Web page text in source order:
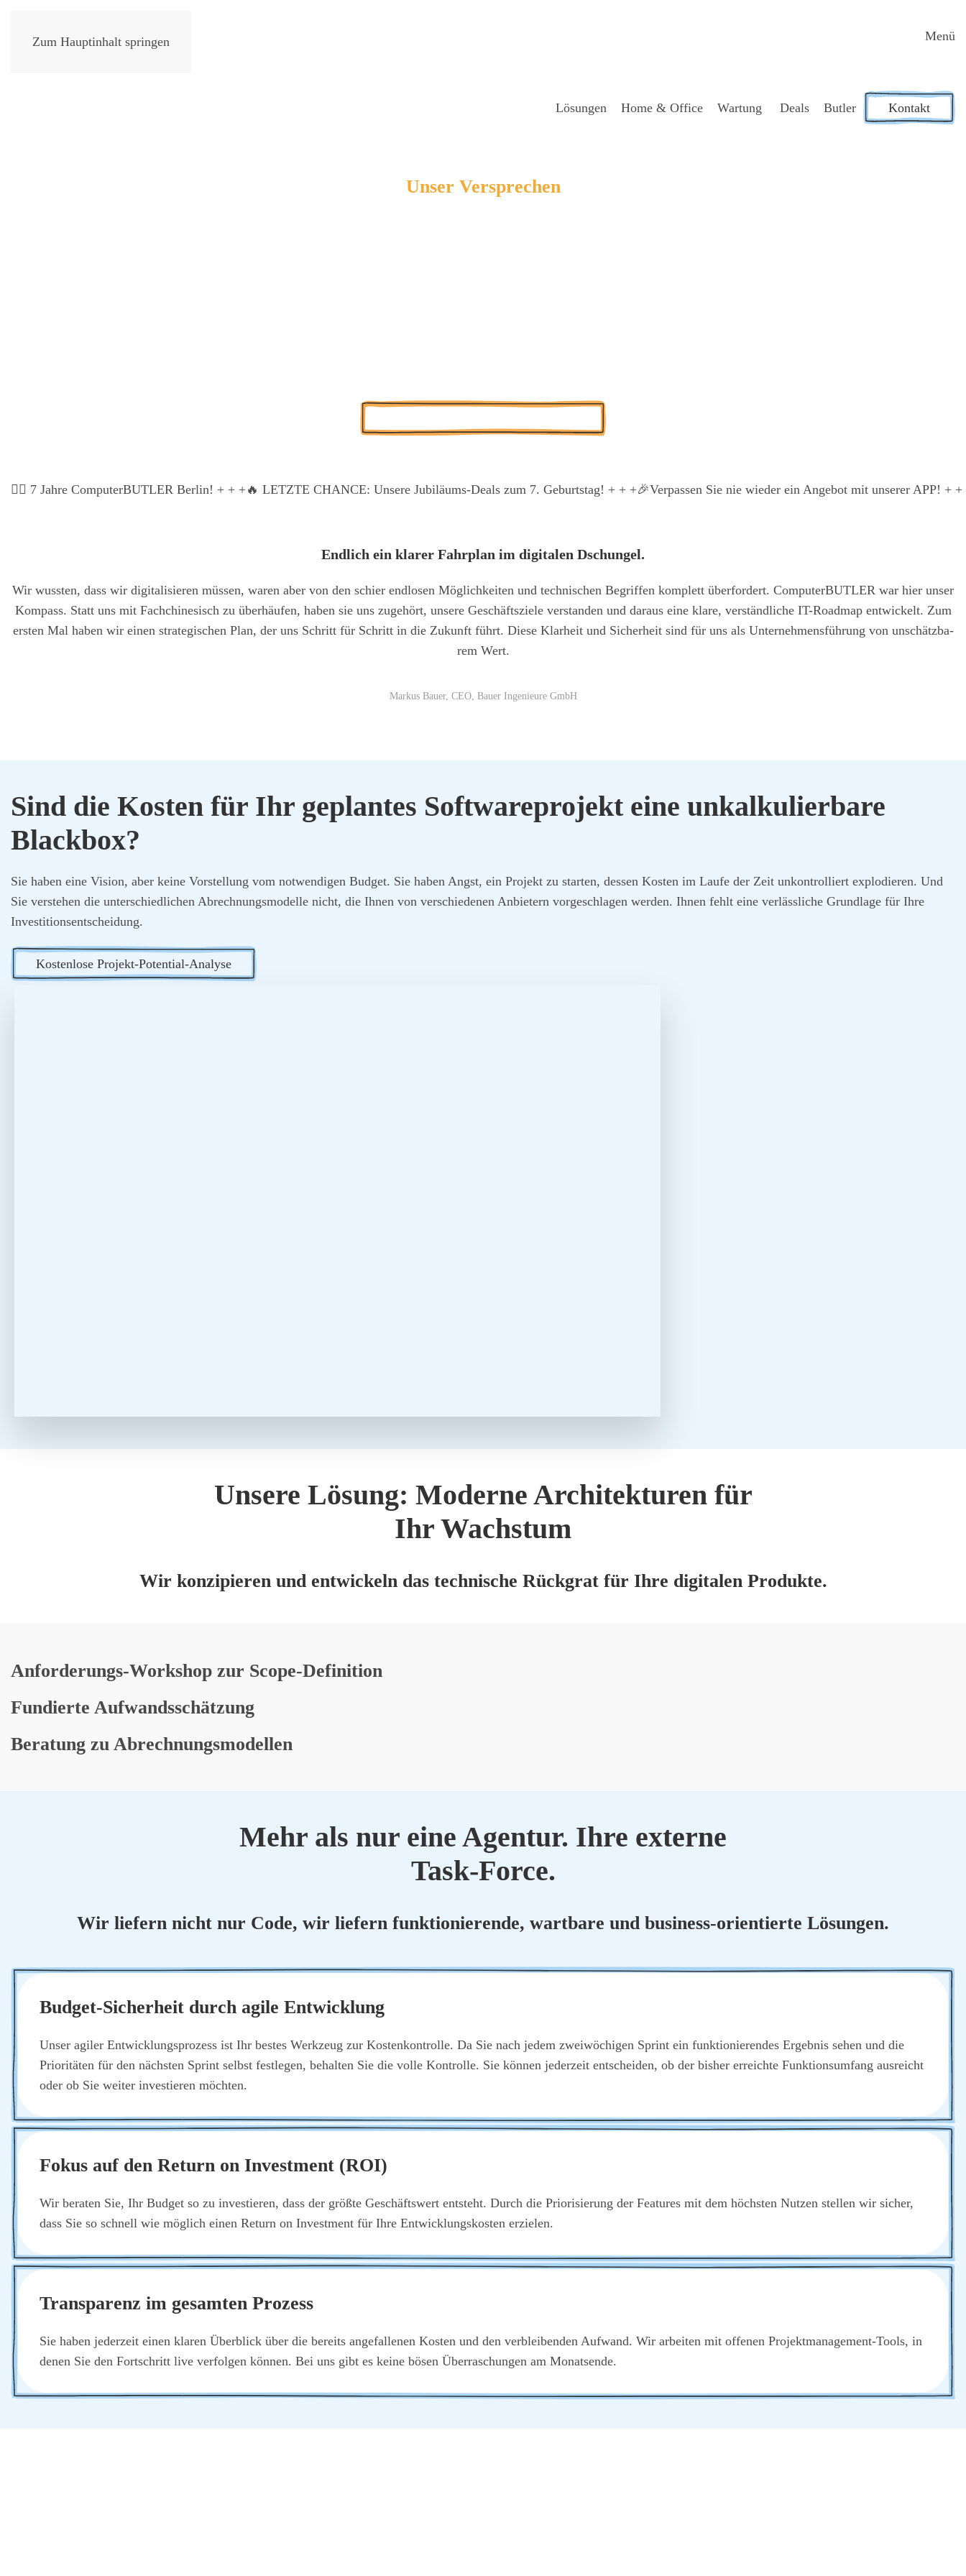
Zum Hauptinhalt springen Menü
Lösun­gen Home & Office War­tung Deals But­ler Kontakt
Unser Ver­spre­chen
🏃‍♂️ 7 Jah­re Com­pu­ter­BUT­LER Ber­lin! + + +🔥 LETZTE CHANCE: Unse­re Jubi­lä­ums-Deals zum 7. Geburts­tag! + + +🎉Ver­pas­sen Sie nie wie­der ein Ange­bot mit unse­rer APP! + +
End­lich ein kla­rer Fahr­plan im digi­ta­len Dschun­gel.
Wir wuss­ten, dass wir digi­ta­li­sie­ren müs­sen, waren aber von den schier end­lo­sen Mög­lich­kei­ten und tech­ni­schen Begrif­fen kom­plett über­for­dert. Com­pu­ter­BUT­LER war hier unser
Kom­pass. Statt uns mit Fach­chi­ne­sisch zu über­häu­fen, haben sie uns zuge­hört, unse­re Geschäfts­zie­le ver­stan­den und dar­aus eine kla­re, ver­ständ­li­che IT-Road­map ent­wi­ckelt. Zum
ers­ten Mal haben wir einen stra­te­gi­schen Plan, der uns Schritt für Schritt in die Zukunft führt. Die­se Klar­heit und Sicher­heit sind für uns als Unter­neh­mens­füh­rung von unschätz­ba­
rem Wert.
Mar­kus Bau­er, CEO, Bau­er Inge­nieu­re GmbH
Sind die Kos­ten für Ihr geplan­tes Soft­ware­pro­jekt eine unkal­ku­lier­ba­re
Black­box?
Sie haben eine Visi­on, aber kei­ne Vor­stel­lung vom not­wen­di­gen Bud­get. Sie haben Angst, ein Pro­jekt zu star­ten, des­sen Kos­ten im Lau­fe der Zeit unkon­trol­liert explo­die­ren. Und
Sie ver­ste­hen die unter­schied­li­chen Abrech­nungs­mo­del­le nicht, die Ihnen von ver­schie­de­nen Anbie­tern vor­ge­schla­gen wer­den. Ihnen fehlt eine ver­läss­li­che Grund­la­ge für Ihre
Inves­ti­ti­ons­ent­schei­dung.
Kos­ten­lo­se Pro­jekt-Poten­ti­al-Ana­ly­se
Unse­re Lösung: Moder­ne Archi­tek­tu­ren für
Ihr Wachs­tum
Wir kon­zi­pie­ren und ent­wi­ckeln das tech­ni­sche Rück­grat für Ihre digi­ta­len Pro­duk­te.
Anfor­de­rungs-Work­shop zur Scope-Defi­ni­ti­on
Fun­dier­te Auf­wands­schät­zung
Bera­tung zu Abrech­nungs­mo­del­len
Mehr als nur eine Agen­tur. Ihre exter­ne
Task-Force.
Wir lie­fern nicht nur Code, wir lie­fern funk­tio­nie­ren­de, wart­ba­re und busi­ness-ori­en­tier­te Lösun­gen.
Bud­get-Sicher­heit durch agi­le Ent­wick­lung
Unser agi­ler Ent­wick­lungs­pro­zess ist Ihr bes­tes Werk­zeug zur Kos­ten­kon­trol­le. Da Sie nach jedem zwei­wö­chi­gen Sprint ein funk­tio­nie­ren­des Ergeb­nis sehen und die
Prio­ri­tä­ten für den nächs­ten Sprint selbst fest­le­gen, behal­ten Sie die vol­le Kon­trol­le. Sie kön­nen jeder­zeit ent­schei­den, ob der bis­her erreich­te Funk­ti­ons­um­fang aus­reicht
oder ob Sie wei­ter inves­tie­ren möch­ten.
Fokus auf den Return on Invest­ment (ROI)
Wir bera­ten Sie, Ihr Bud­get so zu inves­tie­ren, dass der größ­te Geschäfts­wert ent­steht. Durch die Prio­ri­sie­rung der Fea­tures mit dem höchs­ten Nut­zen stel­len wir sicher,
dass Sie so schnell wie mög­lich einen Return on Invest­ment für Ihre Ent­wick­lungs­kos­ten erzie­len.
Trans­pa­renz im gesam­ten Pro­zess
Sie haben jeder­zeit einen kla­ren Über­blick über die bereits ange­fal­le­nen Kos­ten und den ver­blei­ben­den Auf­wand. Wir arbei­ten mit offe­nen Pro­jekt­ma­nage­ment-Tools, in
denen Sie den Fort­schritt live ver­fol­gen kön­nen. Bei uns gibt es kei­ne bösen Über­ra­schun­gen am Monats­en­de.